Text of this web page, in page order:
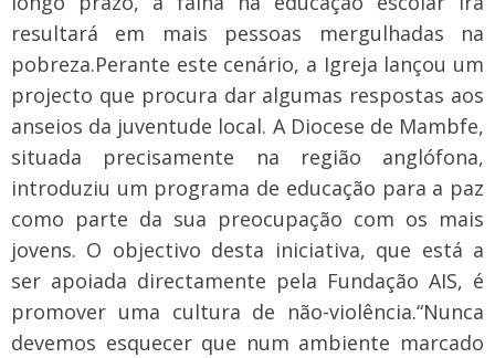
resultará em mais pessoas mergulhadas na
pobreza.Perante este cenário, a Igreja lançou um
projecto que procura dar algumas respostas aos
anseios da juventude local. A Diocese de Mambfe,
situada precisamente na região anglófona,
introduziu um programa de educação para a paz
como parte da sua preocupação com os mais
jovens. O objectivo desta iniciativa, que está a
ser apoiada directamente pela Fundação AIS, é
promover uma cultura de não-violência.“Nunca
devemos esquecer que num ambiente marcado